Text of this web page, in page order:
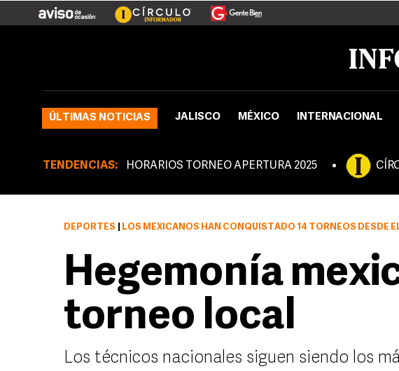
ÚLTIMAS NOTICIAS JALISCO MÉXICO INTERNACIONAL
TENDENCIAS: HORARIOS TORNEO APERTURA 2025
DEPORTES LOS MEXICANOS HAN CONQUISTADO 14 TORNEOS DESDE
Hegemonía
torneo local
Los técnicos nacionales siguen siendo los